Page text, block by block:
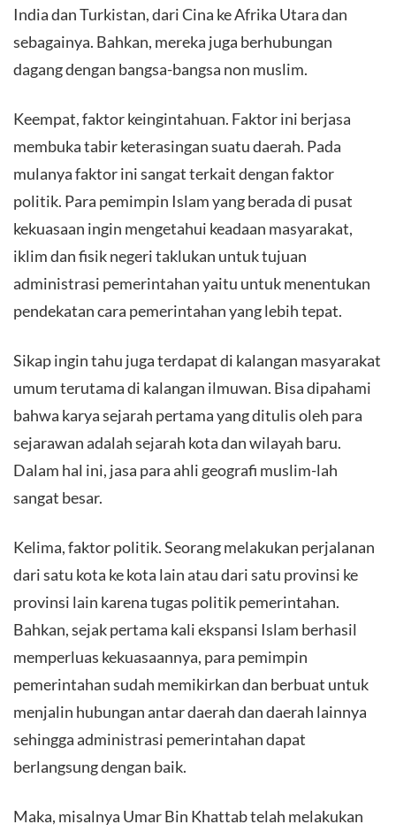
India dan Turkistan, dari Cina ke Afrika Utara dan
sebagainya. Bahkan, mereka juga berhubungan
dagang dengan bangsa-bangsa non muslim.
Keempat, faktor keingintahuan. Faktor ini berjasa
membuka tabir keterasingan suatu daerah. Pada
mulanya faktor ini sangat terkait dengan faktor
politik. Para pemimpin Islam yang berada di pusat
kekuasaan ingin mengetahui keadaan masyarakat,
iklim dan fisik negeri taklukan untuk tujuan
administrasi pemerintahan yaitu untuk menentukan
pendekatan cara pemerintahan yang lebih tepat.
Sikap ingin tahu juga terdapat di kalangan masyarakat
umum terutama di kalangan ilmuwan. Bisa dipahami
bahwa karya sejarah pertama yang ditulis oleh para
sejarawan adalah sejarah kota dan wilayah baru.
Dalam hal ini, jasa para ahli geografi muslim-lah
sangat besar.
Kelima, faktor politik. Seorang melakukan perjalanan
dari satu kota ke kota lain atau dari satu provinsi ke
provinsi lain karena tugas politik pemerintahan.
Bahkan, sejak pertama kali ekspansi Islam berhasil
memperluas kekuasaannya, para pemimpin
pemerintahan sudah memikirkan dan berbuat untuk
menjalin hubungan antar daerah dan daerah lainnya
sehingga administrasi pemerintahan dapat
berlangsung dengan baik.
Maka, misalnya Umar Bin Khattab telah melakukan